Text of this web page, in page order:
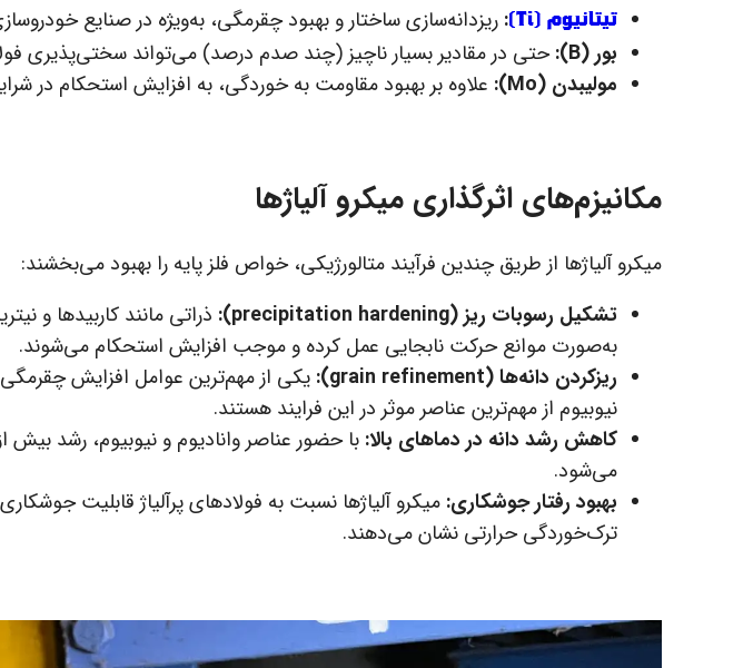
تیتانیوم (Ti)
: ریزدانه‌سازی ساختار و بهبود چقرمگی، به‌ویژه در صنایع
بور (B):
حتی در مقادیر بسیار ناچیز (چند صدم درصد) می‌تواند سختی‌پذیری
مولیبدن (Mo):
علاوه بر بهبود مقاومت به خوردگی، به افزایش استحکام در
مکانیزم‌های اثرگذاری میکرو آلیاژها
میکرو آلیاژها از طریق چندین فرآیند متالورژیکی، خواص فلز پایه را بهبود می‌بخشند:
تشکیل رسوبات ریز (precipitation hardening):
ذراتی مانند کاربیدها و
به‌صورت موانع حرکت نابجایی عمل کرده و موجب افزایش استحکام می‌شوند.
ریزکردن دانه‌ها (grain refinement):
یکی از مهم‌ترین عوامل افزایش
نیوبیوم از مهم‌ترین عناصر موثر در این فرایند هستند.
کاهش رشد دانه در دماهای بالا: با حضور عناصر وانادیوم و نیوبیوم، رشد بیش
می‌شود.
بهبود رفتار جوشکاری: میکرو آلیاژها نسبت به فولادهای پرآلیاژ قابلیت
ترک‌خوردگی حرارتی نشان می‌دهند.